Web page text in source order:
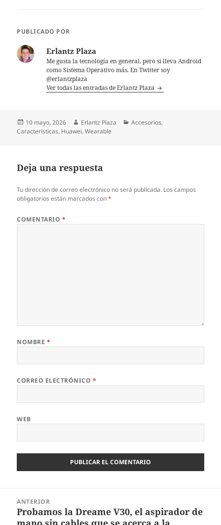
PUBLICADO POR
Erlantz Plaza
Me gusta la tecnología en general, pero si lleva Android
como Sistema Operativo más. En Twitter soy
@erlantzplaza
Ver todas las entradas de Erlantz Plaza
Publicado
el
10 mayo, 2026 Autor
Erlantz Plaza Categorías
Accesorios,
Características, Huawei,Wearable
Deja una respuesta
Tu dirección de correo electrónico no será publicada. Los campos
obligatorios están marcados con*
COMENTARIO *
NOMBRE *
CORREO ELECTRÓNICO *
WEB
entradas
ANTERIOR
Entrada
Probamos la Dreame V30, el aspirador de